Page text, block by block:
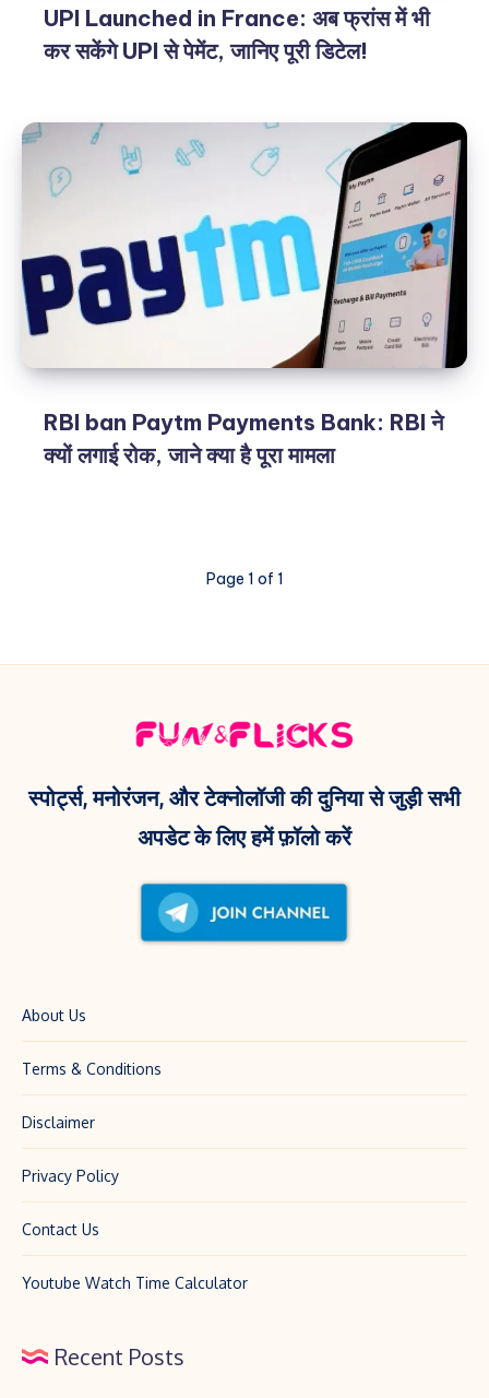
UPI Launched in France: अब फ्रांस में भी
कर सकेंगे UPI से पेमेंट, जानिए पूरी डिटेल!
RBI ban Paytm Payments Bank: RBI ने
क्यों लगाई रोक, जाने क्या है पूरा मामला
Page 1 of 1
स्पोर्ट्स, मनोरंजन, और टेक्नोलॉजी की दुनिया से जुड़ी सभी
अपडेट के लिए हमें फ़ॉलो करें
About Us
Terms & Conditions
Disclaimer
Privacy Policy
Contact Us
Youtube Watch Time Calculator
Recent Posts